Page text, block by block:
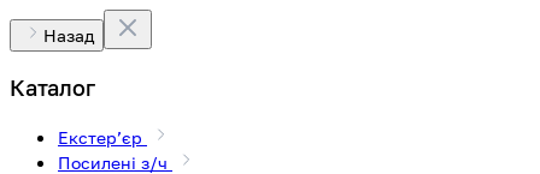
Назад
Каталог
Екстерʼєр
Посилені з/ч